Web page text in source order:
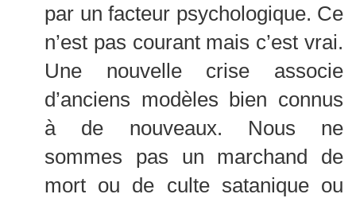
par un facteur psychologique. Ce
n’est pas courant mais c’est vrai.
Une nouvelle crise associe
d’anciens modèles bien connus
à de nouveaux. Nous ne
sommes pas un marchand de
mort ou de culte satanique ou